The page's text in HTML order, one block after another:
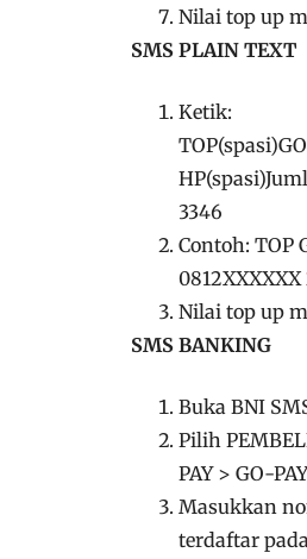
Nilai top up
SMS PLAIN TEXT
Ketik:
3346
Contoh: TOP
Nilai top up
SMS BANKING
Buka BNI
Pilih
PAY > GO-
Masukkan
terdaftar